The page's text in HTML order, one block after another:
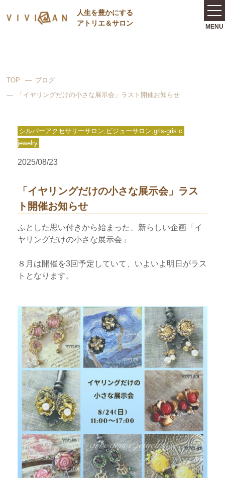
⼈⽣を豊かにする
アトリエ＆サロン
TOP
ブログ
「イヤリングだけの小さな展示会」ラスト開催お知らせ
シルバーアクセサリーサロン,ビジューサロン,gris-gris c.
jewelry
2025/08/23
「イヤリングだけの小さな展示会」ラス
ト開催お知らせ
ふとした思い付きから始まった、新らしい企画「イ
ヤリングだけの小さな展示会」
８月は開催を3回予定していて、いよいよ明日がラス
トとなります。